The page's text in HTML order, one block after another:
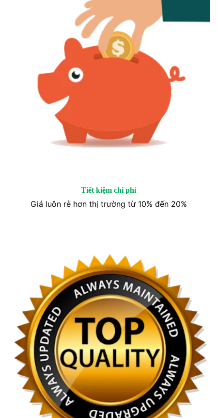
Tiết kiệm chi phí
Giá luôn rẻ hơn thị trường từ 10% đến 20%